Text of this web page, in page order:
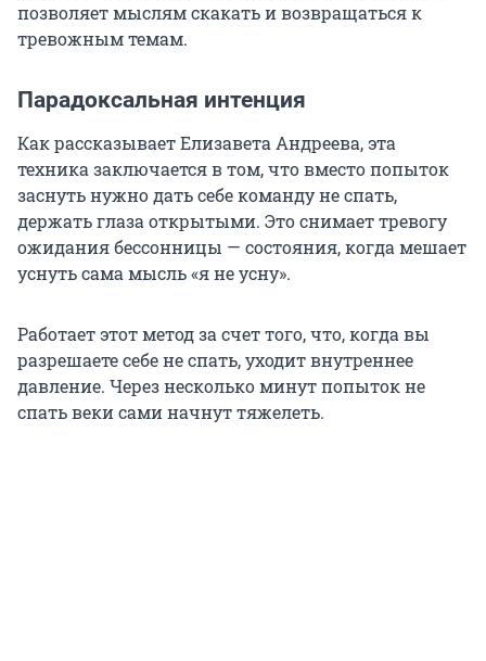
позволяет мыслям скакать и возвращаться к
тревожным темам.
Парадоксальная интенция
Как рассказывает Елизавета Андреева, эта
техника заключается в том, что вместо попыток
заснуть нужно дать себе команду не спать,
держать глаза открытыми. Это снимает тревогу
ожидания бессонницы — состояния, когда мешает
уснуть сама мысль «я не усну».
Работает этот метод за счет того, что, когда вы
разрешаете себе не спать, уходит внутреннее
давление. Через несколько минут попыток не
спать веки сами начнут тяжелеть.